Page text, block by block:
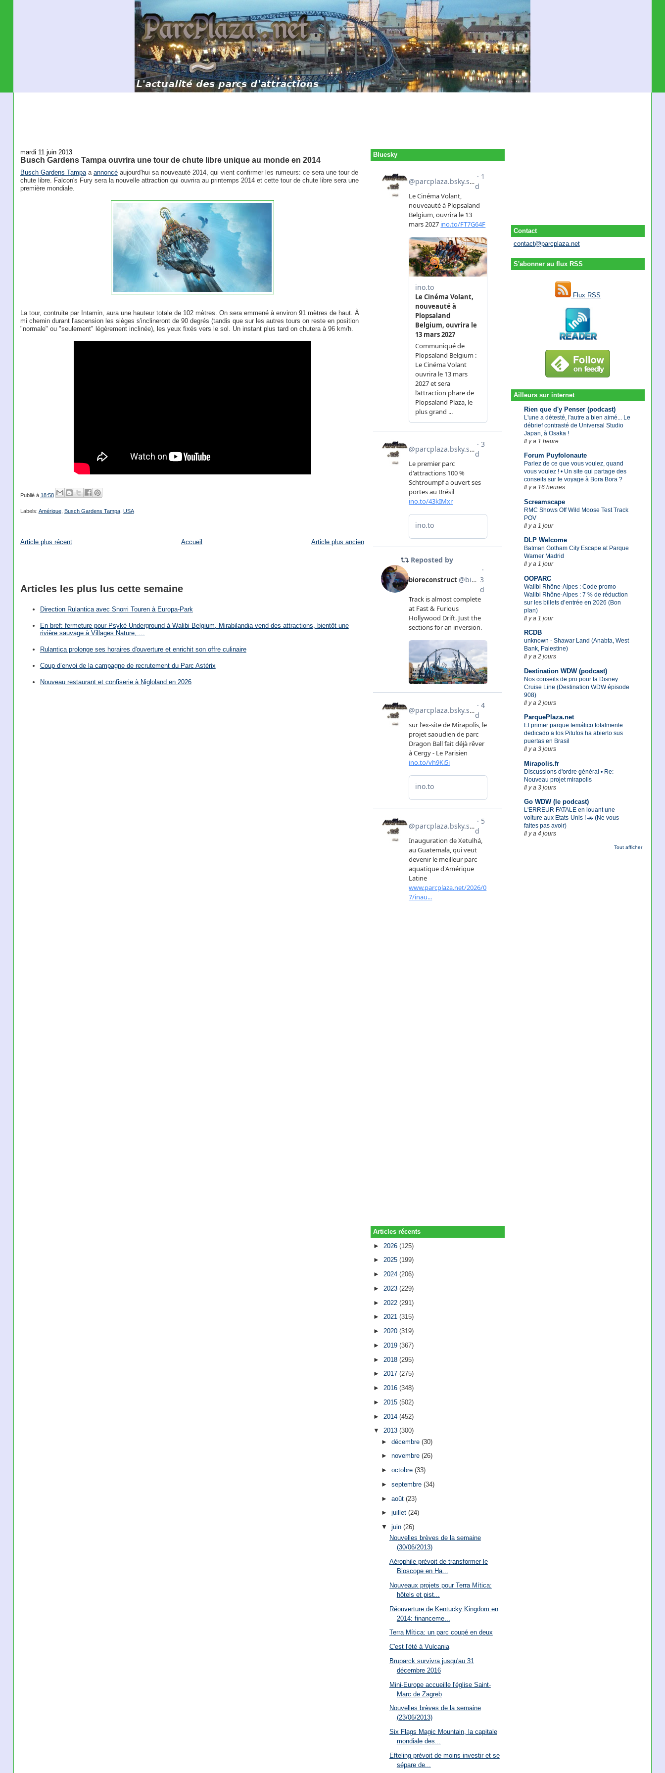
Contact
contact@parcplaza.net
S'abonner au flux RSS
Flux RSS
Ailleurs sur internet
Rien que d'y Penser (podcast)
L'une a détesté, l'autre a bien aimé... Le
débrief contrasté de Universal Studio
Japan, à Osaka !
Il y a 1 heure
Forum Puyfolonaute
Parlez de ce que vous voulez, quand
vous voulez ! • Un site qui partage des
conseils sur le voyage à Bora Bora ?
Il y a 16 heures
Screamscape
RMC Shows Off Wild Moose Test Track
POV
Il y a 1 jour
DLP Welcome
Batman Gotham City Escape at Parque
Warner Madrid
Il y a 1 jour
OOPARC
Walibi Rhône-Alpes : Code promo
Walibi Rhône-Alpes : 7 % de réduction
sur les billets d’entrée en 2026 (Bon
plan)
Il y a 1 jour
RCDB
unknown - Shawar Land (Anabta, West
Bank, Palestine)
Il y a 2 jours
Destination WDW (podcast)
Nos conseils de pro pour la Disney
Cruise Line (Destination WDW épisode
908)
Il y a 2 jours
ParquePlaza.net
El primer parque temático totalmente
dedicado a los Pitufos ha abierto sus
puertas en Brasil
Il y a 3 jours
Mirapolis.fr
Discussions d'ordre général • Re:
Nouveau projet mirapolis
Il y a 3 jours
Go WDW (le podcast)
L'ERREUR FATALE en louant une
voiture aux Etats-Unis ! 🚗 (Ne vous
faites pas avoir)
Il y a 4 jours
Tout afficher
mardi 11 juin 2013
Busch Gardens Tampa ouvrira une tour de chute libre unique au monde en 2014
Busch Gardens Tampaa annoncéaujourd'hui sa nouveauté 2014, qui vient confirmer les rumeurs: ce sera une tour de
chute libre. Falcon's Fury sera la nouvelle attraction qui ouvrira au printemps 2014 et cette tour de chute libre sera une
première mondiale.
La tour, contruite par Intamin, aura une hauteur totale de 102 mètres. On sera emmené à environ 91 mètres de haut. À
mi chemin durant l'ascension les sièges s'inclineront de 90 degrés (tandis que sur les autres tours on reste en position
"normale" ou "seulement" légèrement inclinée), les yeux fixés vers le sol. Un instant plus tard on chutera à 96 km/h.
Publié à 18:58
Labels: Amérique, Busch Gardens Tampa, USA
Article plus récent Article plus ancien
Accueil
Articles les plus lus cette semaine
Direction Rulantica avec Snorri Touren à Europa-Park
En bref: fermeture pour Psyké Underground à Walibi Belgium, Mirabilandia vend des attractions, bientôt une
rivière sauvage à Villages Nature, …
Rulantica prolonge ses horaires d'ouverture et enrichit son offre culinaire
Coup d’envoi de la campagne de recrutement du Parc Astérix
Nouveau restaurant et confiserie à Nigloland en 2026
Bluesky
Articles récents
► 2026(125)
►2025(199)
►2024(206)
► 2023(229)
► 2022(291)
►2021(315)
►2020(319)
► 2019(367)
► 2018(295)
►2017(275)
►2016(348)
► 2015(502)
► 2014(452)
▼2013(300)
► décembre (30)
► novembre (26)
► octobre (33)
► septembre (34)
► août (23)
► juillet (24)
▼ juin (26)
Nouvelles brèves de la semaine
(30/06/2013)
Aérophile prévoit de transformer le
Bioscope en Ha...
Nouveaux projets pour Terra Mítica:
hôtels et pist...
Réouverture de Kentucky Kingdom en
2014: financeme...
Terra Mítica: un parc coupé en deux
C'est l'été à Vulcania
Bruparck survivra jusqu'au 31
décembre 2016
Mini-Europe accueille l'église Saint-
Marc de Zagreb
Nouvelles brèves de la semaine
(23/06/2013)
Six Flags Magic Mountain, la capitale
mondiale des...
Efteling prévoit de moins investir et se
sépare de...